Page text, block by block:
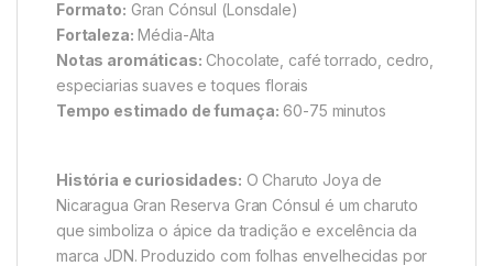
Formato: Gran Cónsul (Lonsdale)
Fortaleza: Média-Alta
Notas aromáticas: Chocolate, café torrado, cedro,
especiarias suaves e toques florais
Tempo estimado de fumaça: 60-75 minutos
História e curiosidades: O Charuto Joya de
Nicaragua Gran Reserva Gran Cónsul é um charuto
que simboliza o ápice da tradição e excelência da
marca JDN. Produzido com folhas envelhecidas por